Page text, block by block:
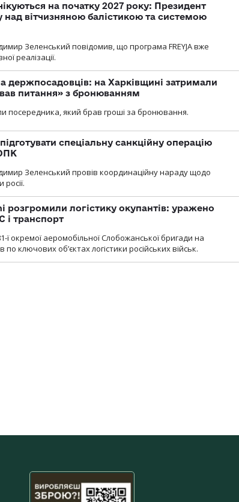
на початку 2027 року: Президент
над вітчизняною балістикою та системою
Зеленський повідомив, що програма FREYJA вже
реалізації.
держпосадовців: на Харківщині затримали
питання» з бронюванням
посередника, який брав гроші за бронювання.
спеціальну санкційну операцію
Зеленський провів координаційну нараду щодо
розгромили логістику окупантів: уражено
і транспорт
окремої аеромобільної Слобожанської бригади на
ключових об’єктах логістики російських військ.